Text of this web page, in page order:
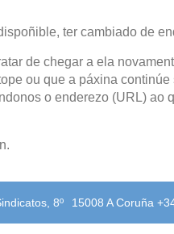
ter cambiado de
de chegar a ela
ou que a páxina
o enderezo (URL) ao
8º 15008 A Coruña